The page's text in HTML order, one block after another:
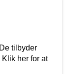
tilbyder
her for at